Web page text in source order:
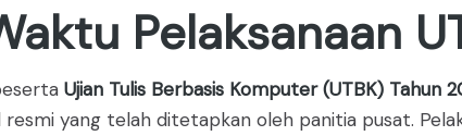
Pelaksanaan
Ujian Tulis Berbasis Komputer (UTBK) Tahun
yang telah ditetapkan oleh panitia pusat.